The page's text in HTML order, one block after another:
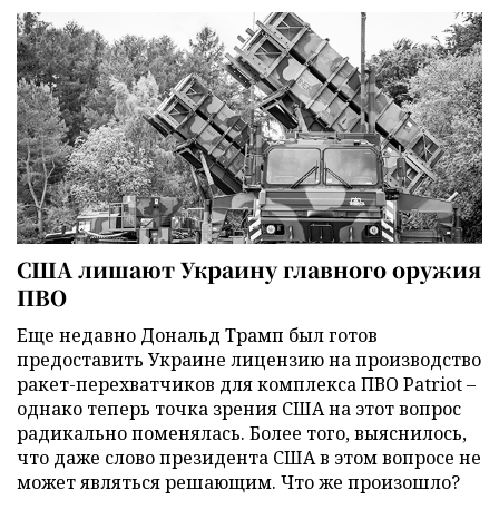
США лишают Украину главного оружия
ПВО
Еще недавно Дональд Трамп был готов
предоставить Украине лицензию на производство
ракет-перехватчиков для комплекса ПВО Patriot –
однако теперь точка зрения США на этот вопрос
радикально поменялась. Более того, выяснилось,
что даже слово президента США в этом вопросе не
может являться решающим. Что же произошло?